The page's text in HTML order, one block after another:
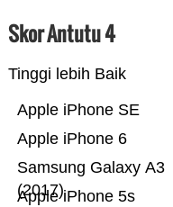
Skor Antutu 4
Tinggi lebih Baik
Apple iPhone 5s
Samsung Galaxy A3
(2017)
Apple iPhone 6
Apple iPhone SE